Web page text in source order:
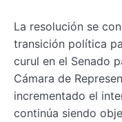
La resolución se
transición política
curul en el Senado
Cámara de
incrementado el
continúa siendo